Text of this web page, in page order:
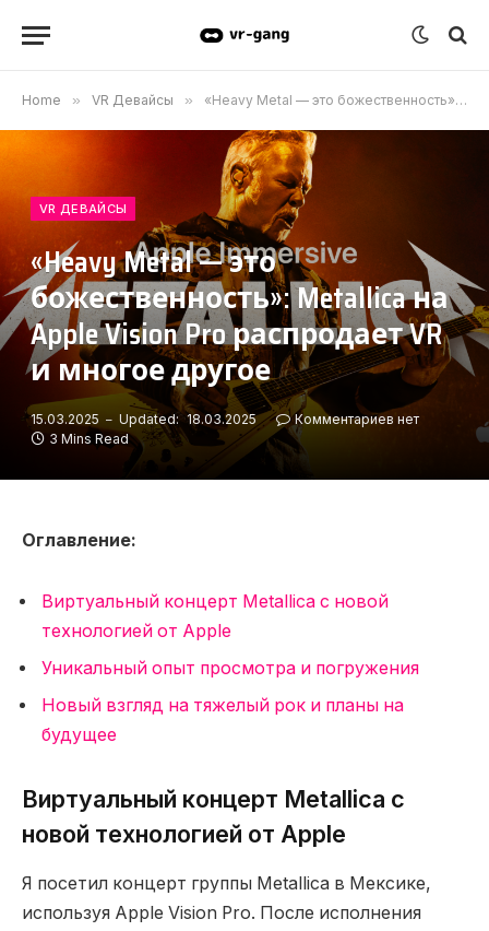
Home » VR Девайсы » «Heavy Metal — это божественность»: Metallica на Apple Vision Pro распродает VR и многое другое
VR ДЕВАЙСЫ
«Heavy Metal — это
божественность»: Metallica на
Apple Vision Pro распродает VR
и многое другое
15.03.2025 Updated: 18.03.2025
Комментариев нет
3 Mins Read
Оглавление:
Виртуальный концерт Metallica с новой
технологией от Apple
Уникальный опыт просмотра и погружения
Новый взгляд на тяжелый рок и планы на
будущее
Виртуальный концерт Metallica с
новой технологией от Apple
Я посетил концерт группы Metallica в Мексике,
используя Apple Vision Pro. После исполнения